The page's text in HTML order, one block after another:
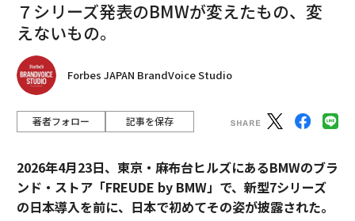
７シリーズ発表のBMWが変えたもの、変
えないもの。
Forbes JAPAN BrandVoice Studio
著者フォロー 記事を保存
2026年4月23日、東京・麻布台ヒルズにあるBMWのブラ
ンド・ストア「FREUDE by BMW」で、新型7シリーズ
の日本導入を前に、日本で初めてその姿が披露された。